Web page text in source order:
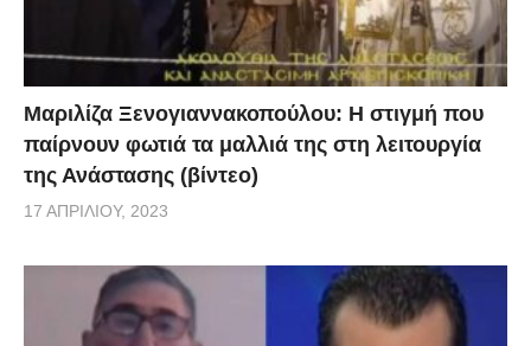
Μαριλίζα Ξενογιαννακοπούλου: Η στιγμή που
παίρνουν φωτιά τα μαλλιά της στη λειτουργία
της Ανάστασης (βίντεο)
17 ΑΠΡΙΛΊΟΥ, 2023